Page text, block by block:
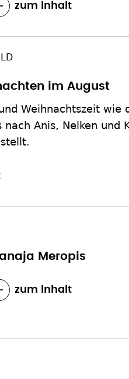
zum Inhalt
im August
Weihnachtszeit wie
Anis, Nelken und
Meropis
zum Inhalt